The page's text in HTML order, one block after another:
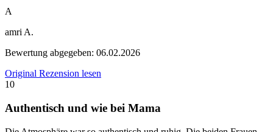
A
amri A.
Bewertung abgegeben: 06.02.2026
Original Rezension lesen
10
Authentisch und wie bei Mama